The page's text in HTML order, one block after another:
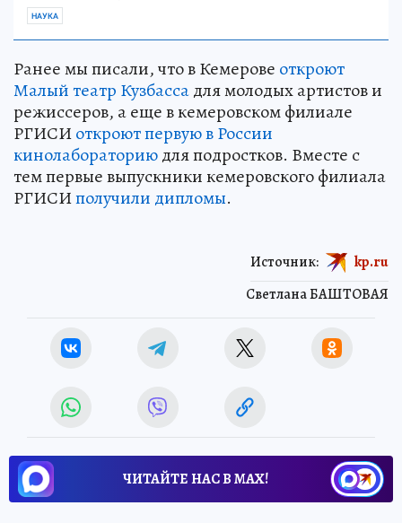
НАУКА
Ранее мы писали, что в Кемерове откроют
Малый театр Кузбассадля молодых артистов и
режиссеров, а еще в кемеровском филиале
РГИСИоткроют первую в России
кинолабораториюдля подростков. Вместе с
тем первые выпускники кемеровского филиала
РГИСИполучили дипломы.
Светлана БАШТОВАЯ
Источник: kp.ru
ЧИТАЙТЕ НАС В МАХ!